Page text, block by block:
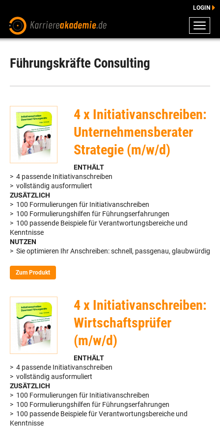
DOWNLOADS
ENGLISCHE DOWNLOADS
E-LEARNING
BERATUNG
LOGIN
Führungskräfte Consulting
4 x Initiativanschreiben:
Unternehmensberater
Strategie (m/w/d)
ENTHÄLT
> 4 passende Initiativanschreiben
> vollständig ausformuliert
ZUSÄTZLICH
> 100 Formulierungen für Initiativanschreiben
> 100 Formulierungshilfen für Führungserfahrungen
> 100 passende Beispiele für Verantwortungsbereiche und
Kenntnisse
NUTZEN
> Sie optimieren Ihr Anschreiben: schnell, passgenau, glaubwürdig
Zum Produkt
4 x Initiativanschreiben:
Wirtschaftsprüfer
(m/w/d)
ENTHÄLT
> 4 passende Initiativanschreiben
> vollständig ausformuliert
ZUSÄTZLICH
> 100 Formulierungen für Initiativanschreiben
> 100 Formulierungshilfen für Führungserfahrungen
> 100 passende Beispiele für Verantwortungsbereiche und
Kenntnisse